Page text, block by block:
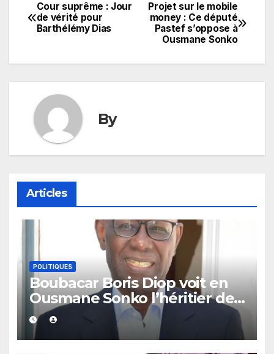
Navigation
de
l’article
Projet sur le mobile
money : Ce député
Pastef s’oppose à
Ousmane Sonko
Cour suprême : Jour
de vérité pour
Barthélémy Dias
By
Articles
POLITIQUES
Boubacar Boris Diop voit en
Ousmane Sonko l’héritier de
Cheikh Anta Diop et de
Mamadou Dia